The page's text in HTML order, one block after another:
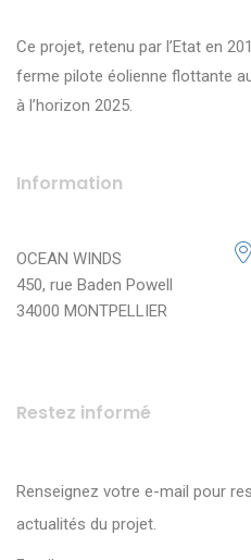
Ce projet, retenu par l’Etat en
ferme pilote éolienne flottante
à l’horizon 2025.
Information
OCEAN WINDS
450, rue Baden Powell
34000 MONTPELLIER
Restez informé
Renseignez votre e-mail pour
actualités du projet.